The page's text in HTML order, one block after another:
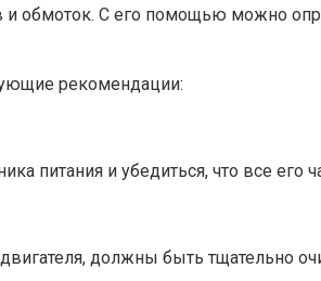
обмоток. С его помощью можно
рекомендации:
питания и убедиться, что все его
должны быть тщательно